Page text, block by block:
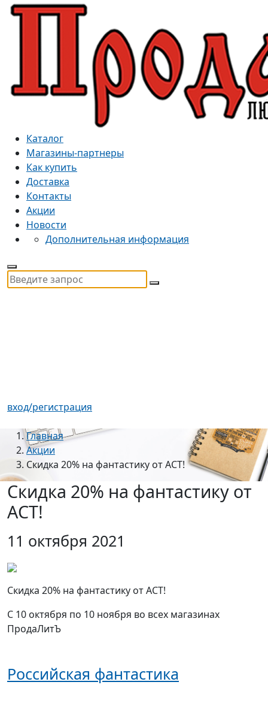
Каталог
Магазины-партнеры
Как купить
Доставка
Контакты
Акции
Новости
Дополнительная информация
вход/регистрация
Главная
Акции
Скидка 20% на фантастику от АСТ!
Скидка 20% на фантастику от
АСТ!
11 октября 2021
Скидка 20% на фантастику от АСТ!
С 10 октября по 10 ноября во всех магазинах
ПродаЛитЪ
Российская фантастика